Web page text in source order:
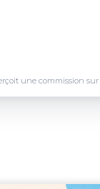
une commission